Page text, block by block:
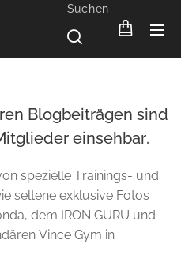
Suchen
Blogbeiträgen sind
einsehbar.
spezielle Trainings- und
seltene exklusive Fotos
dem IRON GURU und
Vince Gym in